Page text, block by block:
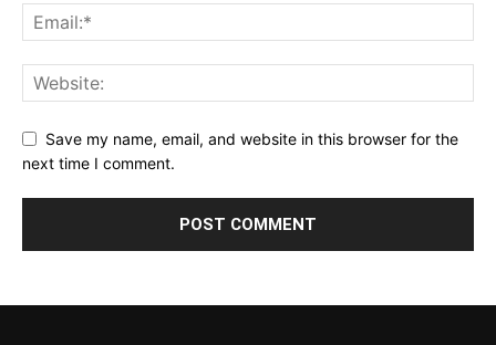
Save my name, email, and website in this browser for the
next time I comment.